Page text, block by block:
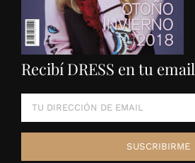
Recibí DRESS en tu email